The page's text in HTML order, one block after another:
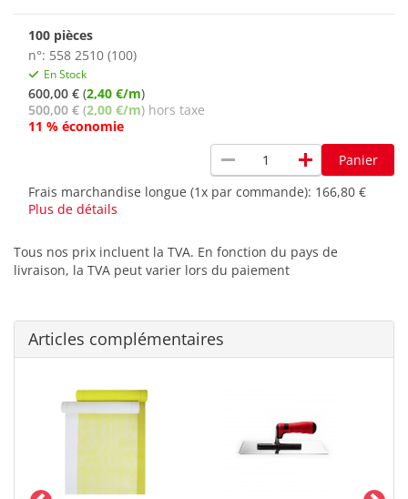
100 pièces
n°: 558 2510 (100)
En Stock
600,00 € (2,40 €/m)
500,00 € (2,00 €/m) hors taxe
11 % économie
remove add
Panier
Frais marchandise longue (1x par commande): 166,80 €
Plus de détails
Tous nos prix incluent la TVA. En fonction du pays de
livraison, la TVA peut varier lors du paiement
Articles complémentaires